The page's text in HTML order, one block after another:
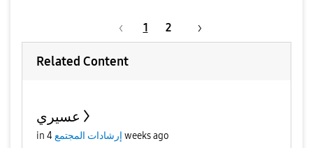
1 2
Related Content
عسيري
in إرشادات المجتمع 4 weeks ago